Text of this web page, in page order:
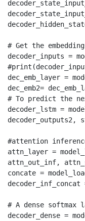
# Get the
decoder_inputs =
dec_emb_layer =
dec_emb2=
# To predict the
decoder_lstm =
decoder_outputs2,
#attention
attn_layer =
attn_out_inf,
concate =
# A dense
decoder_dense =